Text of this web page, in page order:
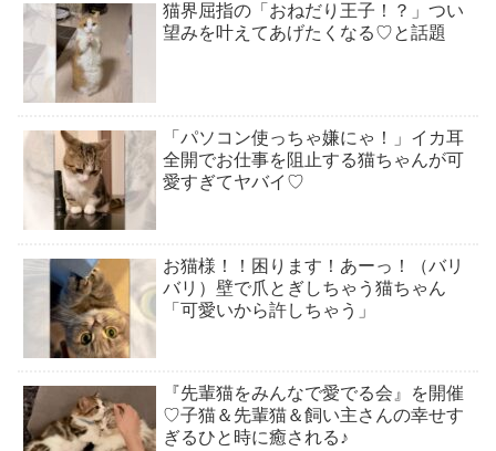
猫界屈指の「おねだり王子！？」つい
望みを叶えてあげたくなる♡と話題
「パソコン使っちゃ嫌にゃ！」イカ耳
全開でお仕事を阻止する猫ちゃんが可
愛すぎてヤバイ♡
お猫様！！困ります！あーっ！（バリ
バリ）壁で爪とぎしちゃう猫ちゃん
「可愛いから許しちゃう」
『先輩猫をみんなで愛でる会』を開催
♡子猫＆先輩猫＆飼い主さんの幸せす
ぎるひと時に癒される♪